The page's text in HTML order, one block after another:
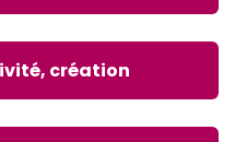
création